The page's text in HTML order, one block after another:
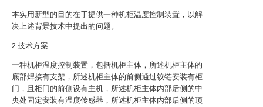
本实用新型的目的在于提供一种机柜温度控制装置，以解
决上述背景技术中提出的问题。
2.技术方案
一种机柜温度控制装置，包括机柜主体，所述机柜主体的
底部焊接有支架，所述机柜主体的前侧通过铰链安装有柜
门，且柜门的前侧设有主机，所述机柜主体内部后侧的中
央处固定安装有温度传感器，所述机柜主体内部后侧的顶